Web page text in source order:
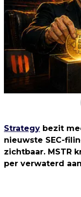
Strategy bezit
nieuwste SEC-
zichtbaar. MSTR
per verwaterd